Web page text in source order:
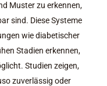
Muster zu erkennen,
sind. Diese Systeme
wie diabetischer
Stadien erkennen,
Studien zeigen,
zuverlässig oder